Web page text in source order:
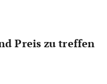
Preis zu treffen